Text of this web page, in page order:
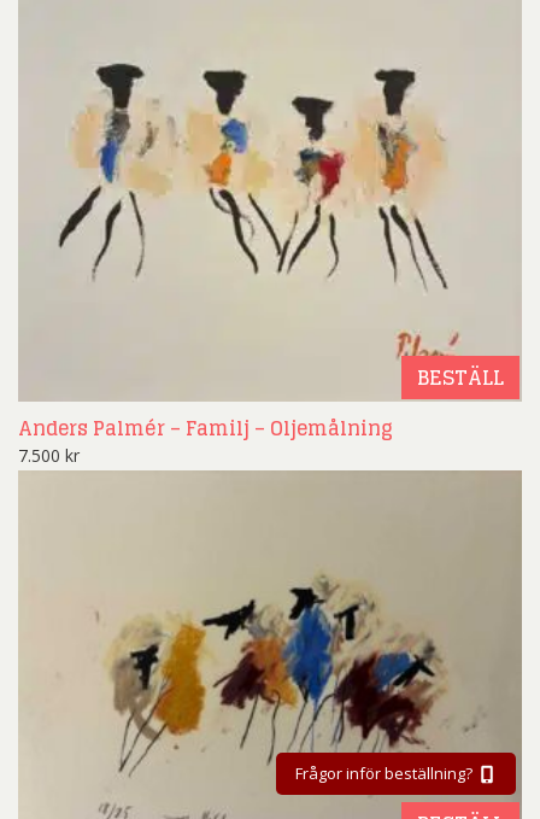
BESTÄLL
Anders Palmér – Familj – Oljemålning
7.500 kr
Frågor inför beställning?